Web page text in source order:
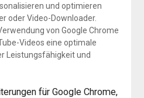
und optimieren
oder Video-Downloader.
von Google Chrome
Videos eine optimale
Leistungsfähigkeit und
für Google Chrome,